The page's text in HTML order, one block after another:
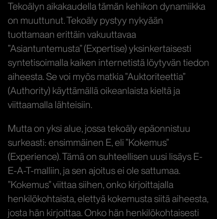
Tekoälyn aikakaudella tämän kehikon dynamiikka
on muuttunut. Tekoäly pystyy nykyään
tuottamaan erittäin vakuuttavaa
”Asiantuntemusta” (Expertise) yksinkertaisesti
syntetisoimalla kaiken internetistä löytyvän tiedon
aiheesta. Se voi myös matkia ”Auktoriteettia”
(Authority) käyttämällä oikeanlaista kieltä ja
viittaamalla lähteisiin.
Mutta on yksi alue, jossa tekoäly epäonnistuu
surkeasti: ensimmäinen E, eli ”Kokemus”
(Experience). Tämä on suhteellisen uusi lisäys E-
E-A-T-malliin, ja sen ajoitus ei ole sattumaa.
”Kokemus” viittaa siihen, onko kirjoittajalla
henkilökohtaista, elettyä kokemusta siitä aiheesta,
josta hän kirjoittaa. Onko hän henkilökohtaisesti